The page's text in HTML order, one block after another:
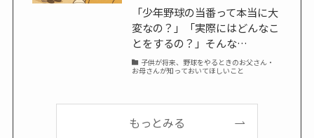
「少年野球の当番って本当に大
変なの？」「実際にはどんなこ
とをするの？」そんな…
子供が将来、野球をやるときのお父さん・
お母さんが知っておいてほしいこと
もっとみる